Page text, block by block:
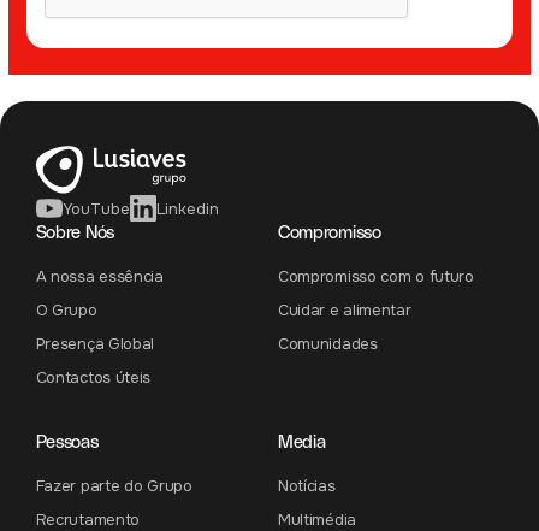
YouTube
Linkedin
Sobre Nós
A nossa essência
O Grupo
Presença Global
Contactos úteis
Compromisso
Compromisso com o futuro
Cuidar e alimentar
Comunidades
Pessoas
Fazer parte do Grupo
Recrutamento
Media
Notícias
Multimédia